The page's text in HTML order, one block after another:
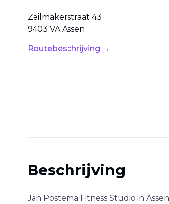
Zeilmakerstraat 43
9403 VA Assen
Routebeschrijving →
Beschrijving
Jan Postema Fitness Studio in Assen